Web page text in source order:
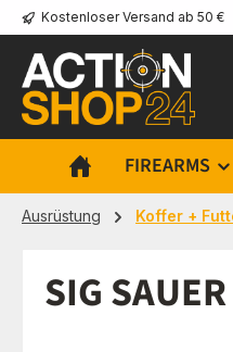
Hauptinhalt springen
Zur Suche springen
Zur Hauptnavigation
Kostenloser Versand ab 50 €
FIREARMS
Ausrüstung Koffer +
SIG